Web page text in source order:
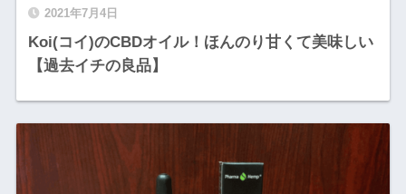
2021年7月4日
Koi(コイ)のCBDオイル！ほんのり甘くて美味しい
【過去イチの良品】